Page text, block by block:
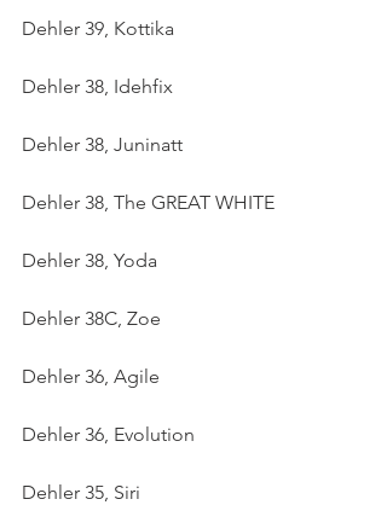
Dehler 39, Kottika
Dehler 38, Idehfix
Dehler 38, Juninatt
Dehler 38, The GREAT WHITE
Dehler 38, Yoda
Dehler 38C, Zoe
Dehler 36, Agile
Dehler 36, Evolution
Dehler 35, Siri